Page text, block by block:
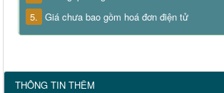
5. Giá chưa bao gồm hoá đơn điện tử
THÔNG TIN THÊM